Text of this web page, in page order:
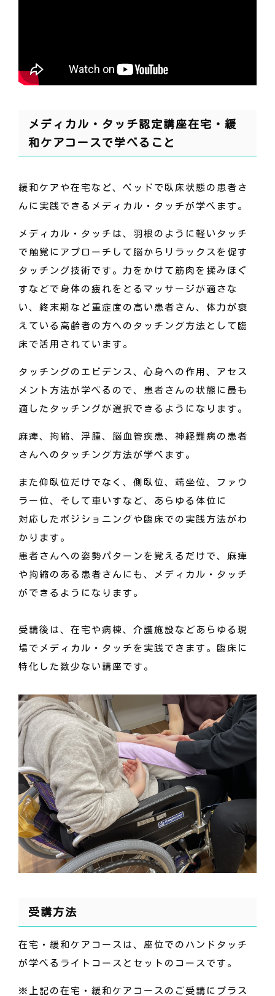
メディカル・タッチ認定講座在宅・緩
和ケアコースで学べること
緩和ケアや在宅など、ベッドで臥床状態の患者さ
んに実践できるメディカル・タッチが学べます。
メディカル・タッチは、羽根のように軽いタッチ
で触覚にアプローチして脳からリラックスを促す
タッチング技術です。力をかけて筋肉を揉みほぐ
すなどで身体の疲れをとるマッサージが適さな
い、終末期など重症度の高い患者さん、体力が衰
えている高齢者の方へのタッチング方法として臨
床で活用されています。
タッチングのエビデンス、心身への作用、アセス
メント方法が学べるので、患者さんの状態に最も
適したタッチングが選択できるようになります。
麻痺、拘縮、浮腫、脳血管疾患、神経難病の患者
さんへのタッチング方法が学べます。
また仰臥位だけでなく、側臥位、端坐位、ファウ
ラー位、そして車いすなど、あらゆる体位に
対応したポジショニングや臨床での実践方法がわ
かります。
患者さんへの姿勢パターンを覚えるだけで、麻痺
や拘縮のある患者さんにも、メディカル・タッチ
ができるようになります。
受講後は、在宅や病棟、介護施設などあらゆる現
場でメディカル・タッチを実践できます。臨床に
特化した数少ない講座です。
受講方法
在宅・緩和ケアコースは、座位でのハンドタッチ
が学べるライトコースとセットのコースです。
※上記の在宅・緩和ケアコースのご受講にプラス